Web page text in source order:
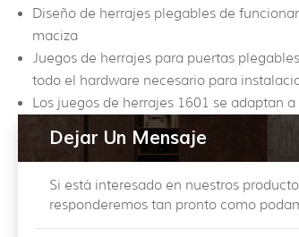
Diseño de herrajes plegables de
maciza
Juegos de herrajes para puertas
todo el hardware necesario para
Los juegos de herrajes 1601 se adaptan
Dejar Un Mensaje
Si está interesado en nuestros
responderemos tan pronto como